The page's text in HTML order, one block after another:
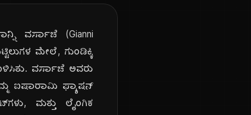
ವರ್ಸಾಚೆ (Gianni
ಮೇಲೆ, ಗುಂಡಿಕ್ಕಿ
ವರ್ಸಾಚೆ ಅವರು
ಐಷಾರಾಮಿ ಫ್ಯಾಷನ್
ಮತ್ತು ಲೈಂಗಿಕ